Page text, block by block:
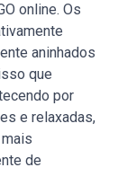
online. Os
aninhados
que
por
e relaxadas,
de